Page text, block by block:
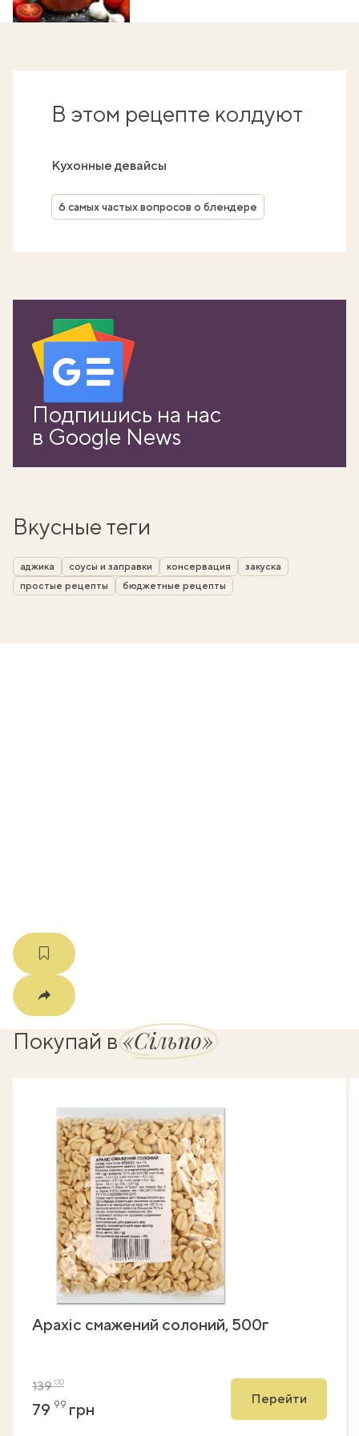
В этом рецепте колдуют
Кухонные девайсы
6 самых частых вопросов о блендере
Подпишись на нас
в Google News
Вкусные теги
аджика соусы и заправки консервация
закуска
простые рецепты
бюджетные рецепты
Покупай в«Сільпо»
Арахіс смажений солоний, 500г
13900
79 99 грн
Перейти